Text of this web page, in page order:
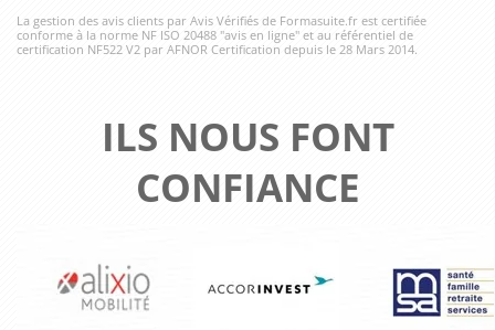
La gestion des avis clients par Avis Vérifiés de Formasuite.fr est certifiée
conforme à la norme NF ISO 20488 "avis en ligne" et au référentiel de
certification NF522 V2 par AFNOR Certification depuis le 28 Mars 2014.
ILS NOUS FONT
CONFIANCE